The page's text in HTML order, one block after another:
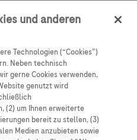
und anderen
Technologien (“Cookies”)
Neben technisch
gerne Cookies verwenden,
genutzt wird
(2) um Ihnen erweiterte
bereit zu stellen, (3)
Medien anzubieten sowie